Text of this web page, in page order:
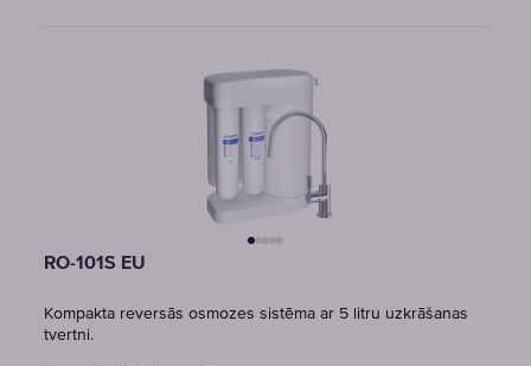
RO-101S EU
Kompakta reversās osmozes sistēma ar 5 litru uzkrāšanas
tvertni.